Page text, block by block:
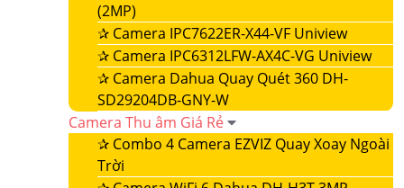
(2MP)
✰ Camera IPC7622ER-X44-VF Uniview
✰ Camera IPC6312LFW-AX4C-VG Uniview
✰ Camera Dahua Quay Quét 360 DH-
SD29204DB-GNY-W
Camera Thu âm Giá Rẻ
✰ Combo 4 Camera EZVIZ Quay Xoay Ngoài
Trời